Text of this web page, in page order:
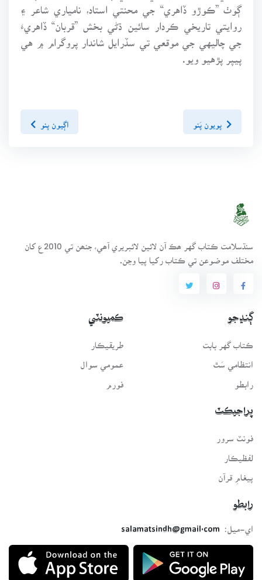
ڳوٺ ”ڪوڙو ڏاهري“ جي محنتي استاد، نامياري شاعر ۽
روايتي تاريخي ڪردار سائين ڌڻي بخش ”قربان“ ڏاهريءَ
جي چاليهي جي موقعي تي سڏرايل شاندار پروگرام ۾ هي
اڳيون پنو
سنڌسلامت ڪتاب گهر ھڪ آن لائين لائبريري آھي، جنھن تي 2010ع کان
مختلف موضوعن تي ڪتاب رکيا پيا وڃن.
ڳنڍجو
ڪتاب گهر بابت
انتظامي سَٿ
رابطو
ڪميونٽي
طريقيڪار
عمومي سوال
فورم
پراجيڪٽ
فونٽ سرور
لفظيڪار
پيغامِ قرآن
رابطو
اي-ميل:
salamatsindh@gmail.com